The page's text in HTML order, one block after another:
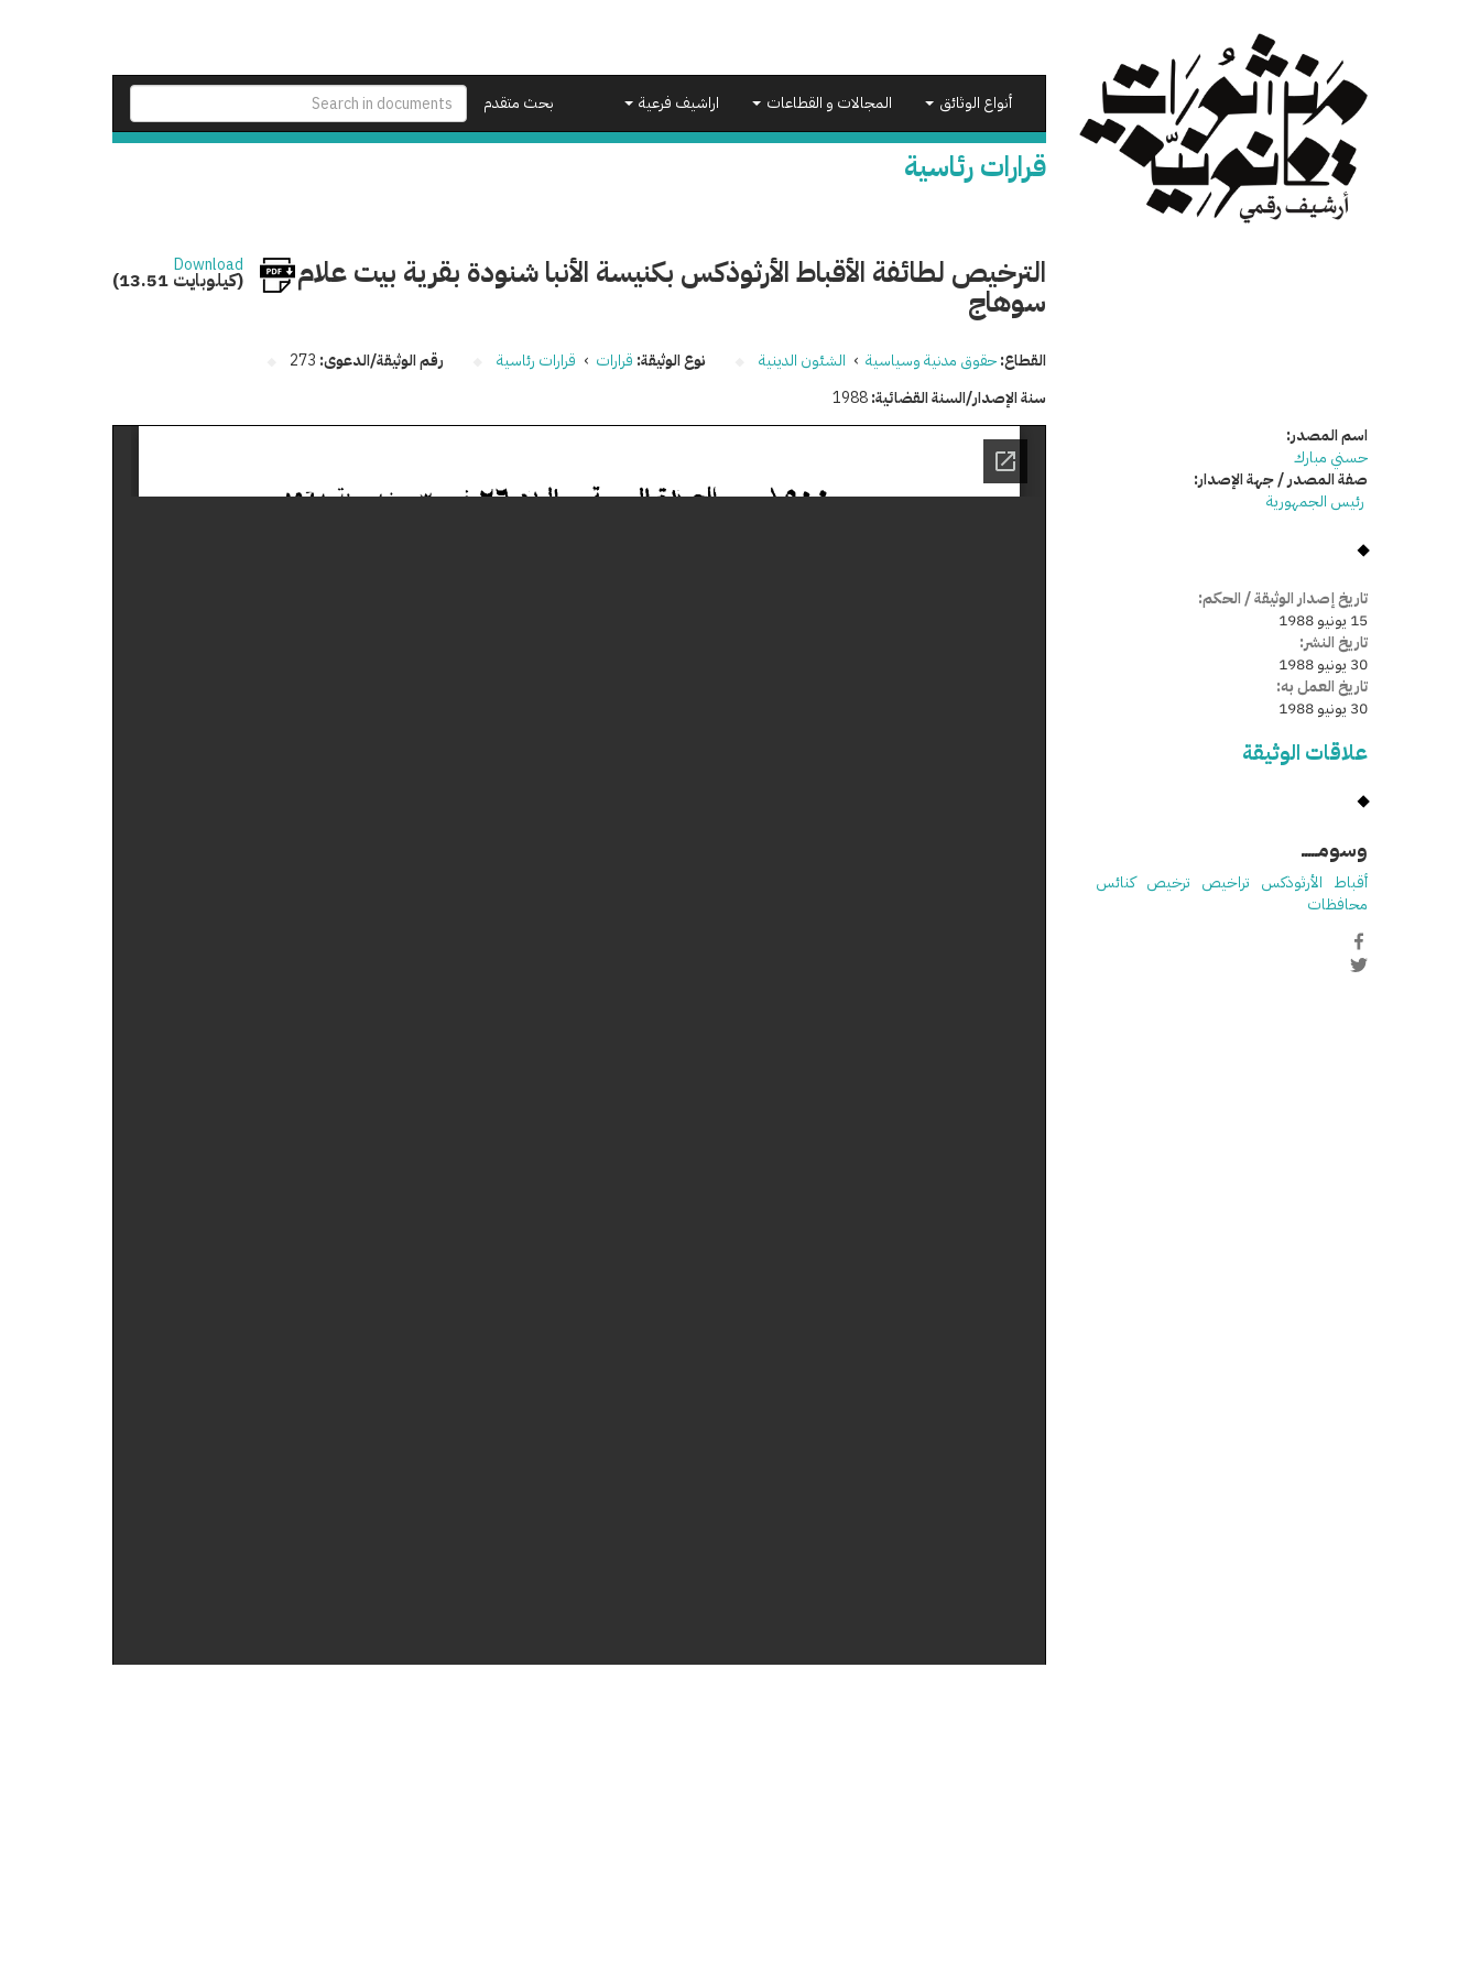
بحث متقدم
أنواع الوثائق المجالات و القطاعات اراشيف فرعية
قرارات رئاسية
الترخيص لطائفة الأقباط الأرثوذكس بكنيسة الأنبا شنودة بقرية بيت علام
سوهاج
Download
(13.51 كيلوبايت)
القطاع:حقوق مدنية وسياسية › الشئون الدينية نوع الوثيقة: قرارات › قرارات رئاسية رقم الوثيقة/الدعوى: 273
سنة الإصدار/السنة القضائية:1988
اسم المصدر:
حسني مبارك
صفة المصدر / جهة الإصدار:
رئيس الجمهورية
تاريخ إصدار الوثيقة / الحكم:
15 يونيو 1988
تاريخ النشر:
30 يونيو 1988
تاريخ العمل به:
30 يونيو 1988
علاقات الوثيقة
وسومـــــ
أقباط الأرثوذكس تراخيص ترخيص كنائس
محافظات